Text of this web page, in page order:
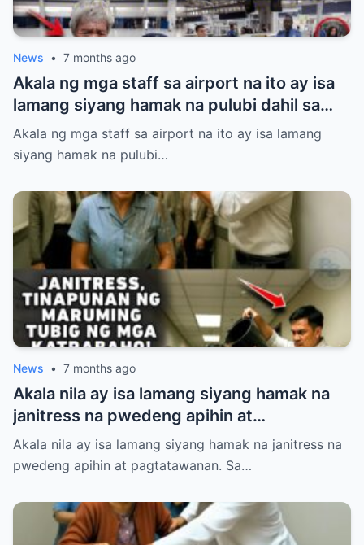
matinding takot at kahihiyan.
News • 7 months ago
Akala ng mga staff sa airport na ito ay isa
lamang siyang hamak na pulubi dahil sa
suot niyang sando, short, at tsinelas.
Pinigilan siyang makasakay sa eroplano at
may valid ticket siya. Ang hindi nila alam,
ang lalakeng tinitingnan nila nang mababa
ay isa sa pinakamalaking investor ng
mismong airport na iyon! Panoorin ang
matinding pasabog nang dumating ang
tunay na may-ari at halos mahimatay sa
gulat ang mga aroganteng empleyado.
Akala ng mga staff sa airport na ito ay isa lamang
siyang hamak na pulubi…
News • 7 months ago
Akala nila ay isa lamang siyang hamak na
janitress na pwedeng apihin at
pagtatawanan. Sa loob ng Dominguez
Corporate Holdings, pinahiya, sinigawan,
mga mapanghusgang katrabaho.
Akala nila ay isa lamang siyang hamak na janitress na
pwedeng apihin at pagtatawanan. Sa…